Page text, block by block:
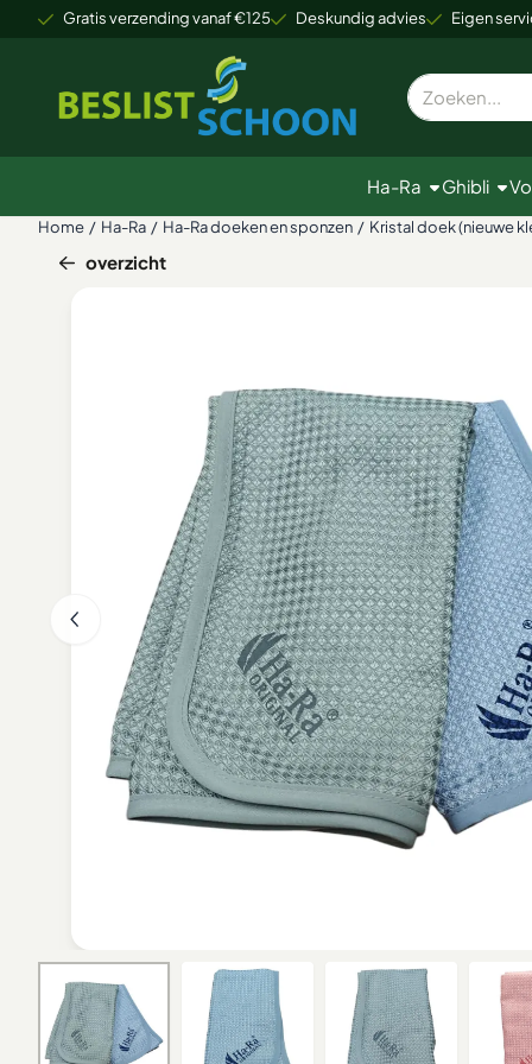
Cookievoorkeuren zijn beschikbaar. Kies instellingen of sta
Gratis verzending vanaf €125 Deskundig advies Eigen
Zoeken
Ha-Ra Ghibli
Home / Ha-Ra / Ha-Ra doeken en sponzen / Kristal doek (nieuwe
overzicht